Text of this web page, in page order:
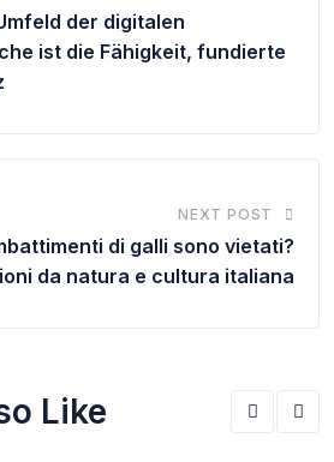
der digitalen
ist die Fähigkeit, fundierte
NEXT POST
di galli sono vietati?
da natura e cultura italiana
Like